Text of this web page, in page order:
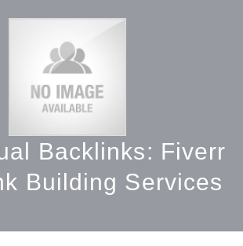
Backlinks: Fiverr
Building Services